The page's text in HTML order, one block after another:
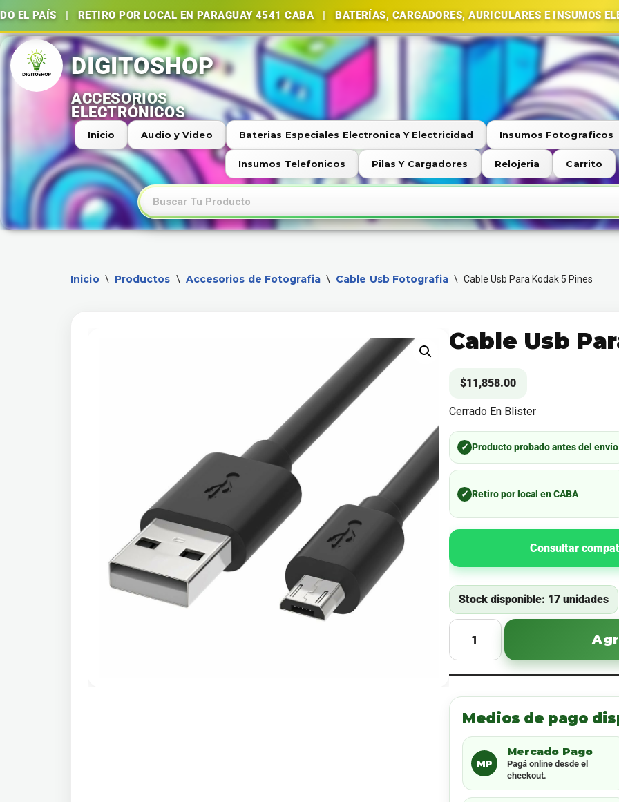
POR LOCAL EN PARAGUAY 4541 CABA | BATERÍAS, CARGADORES, AURICULARES E INSUMOS
Ir
al
contenido
Inicio Audio y Video Baterias Especiales Electronica Y Electricidad Insumos Fotograficos
Insumos Telefonicos Pilas Y Cargadores Relojeria Carrito
Inicio \ Productos \ Accesorios de Fotografia \ Cable Usb Fotografia \ Cable Usb Para Kodak 5 Pines
Cable Usb
$11,858.00
Cerrado En Blister
✓ Producto probado antes del envío
✓ Retiro por local en CABA
Consultar
Stock disponible: 17 unidades
Medios de pago
MP
Mercado Pago
Pagá online desde el
checkout.